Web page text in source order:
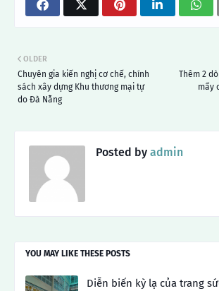
Thêm 2
mấy
OLDER
Chuyên gia kiến ​​nghị cơ chế, chính
sách xây dựng Khu thương mại tự
do Đà Nẵng
Posted by admin
YOU MAY LIKE THESE POSTS
Diễn biến kỳ lạ của trang